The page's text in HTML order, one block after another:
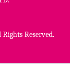
Reserved.